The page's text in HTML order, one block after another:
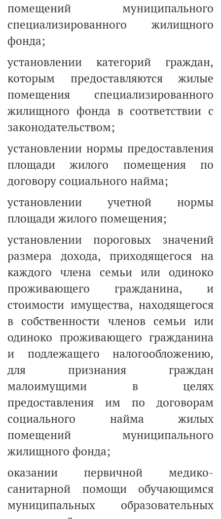
помещений муниципального
специализированного жилищного
фонда;
установлении категорий граждан,
которым предоставляются жилые
помещения специализированного
жилищного фонда в соответствии с
законодательством;
установлении нормы предоставления
площади жилого помещения по
договору социального найма;
установлении учетной нормы
площади жилого помещения;
установлении пороговых значений
размера дохода, приходящегося на
каждого члена семьи или одиноко
проживающего гражданина, и
стоимости имущества, находящегося
в собственности членов семьи или
одиноко проживающего гражданина
и подлежащего налогообложению,
для признания граждан
малоимущими в целях
предоставления им по договорам
социального найма жилых
помещений муниципального
жилищного фонда;
оказании первичной медико-
санитарной помощи обучающимся
муниципальных образовательных